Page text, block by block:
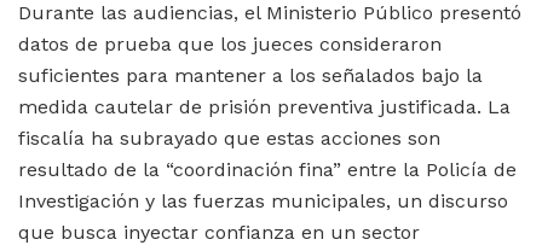
Durante las audiencias, el Ministerio Público presentó
datos de prueba que los jueces consideraron
suficientes para mantener a los señalados bajo la
medida cautelar de prisión preventiva justificada. La
fiscalía ha subrayado que estas acciones son
resultado de la “coordinación fina” entre la Policía de
Investigación y las fuerzas municipales, un discurso
que busca inyectar confianza en un sector